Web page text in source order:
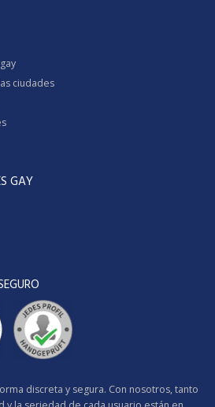
ciudades
GAY
discreta y segura. Con nosotros, tanto